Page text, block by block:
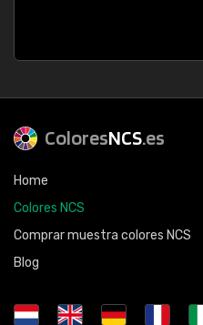
ColoresNCS.es
Home
Colores NCS
Comprar muestra colores NCS
Blog